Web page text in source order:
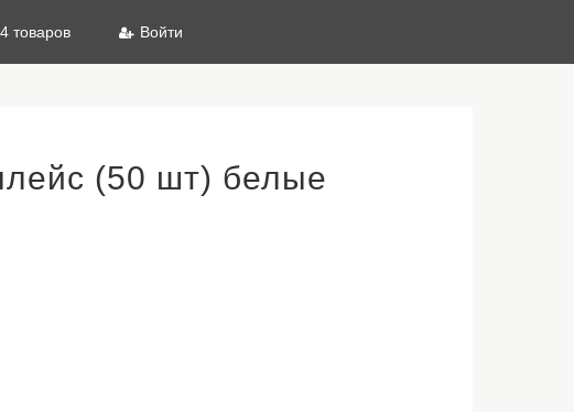
товаров Войти
(50 шт) белые